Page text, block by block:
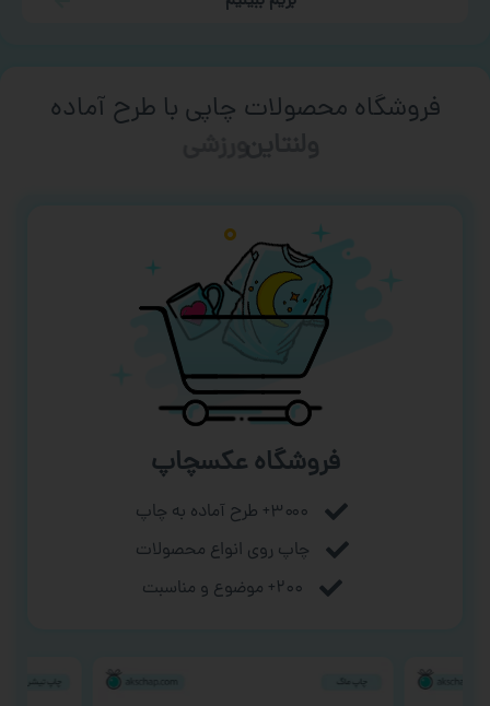
فروشگاه محصولات چاپی با طرح آماده
ورزشی
فروشگاه عکسچاپ
۳۰۰۰+ طرح آماده به چاپ
چاپ روی انواع محصولات
۲۰۰+ موضوع و مناسبت